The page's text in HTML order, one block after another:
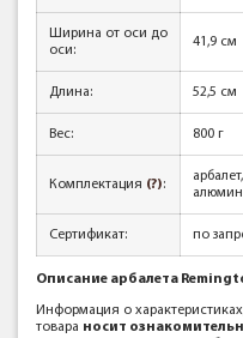
Ширина от оси до
оси:
41,9 см
Длина: 52,5 см
Вес: 800 г
Комплектация (?):
Сертификат: по
Описание арбалета
Информация о
товара носит